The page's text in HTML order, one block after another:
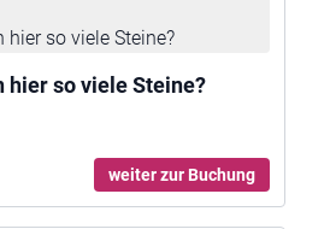
hier so viele Steine?
weiter zur Buchung